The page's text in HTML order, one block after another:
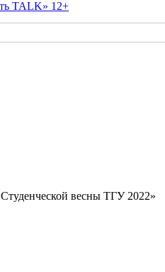
12+
весны ТГУ 2022»